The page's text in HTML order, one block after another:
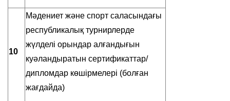
10
Мәдениет және спорт саласындағы
республикалық турнирлерде
жүлделі орындар алғандығын
куәландыратын сертификаттар/
дипломдар көшірмелері (болған
жағдайда)